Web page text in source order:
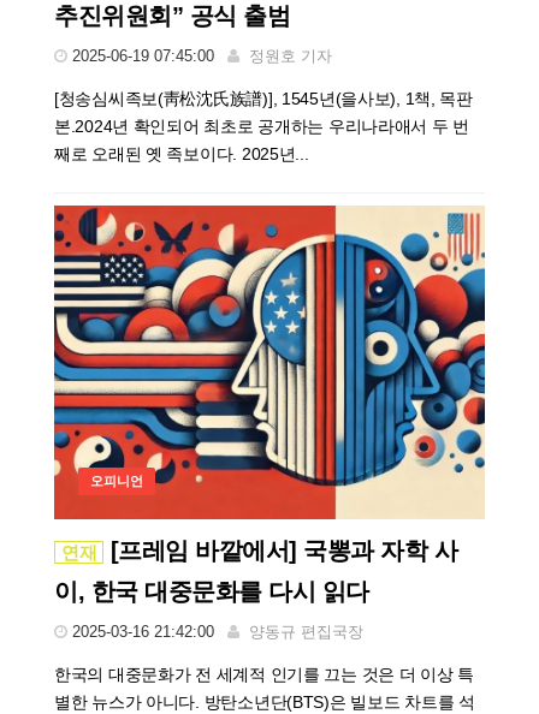
추진위원회” 공식 출범
2025-06-19 07:45:00 정원호 기자
[청송심씨족보(靑松沈氏族譜)], 1545년(을사보), 1책, 목판
본.2024년 확인되어 최초로 공개하는 우리나라애서 두 번
째로 오래된 옛 족보이다. 2025년...
오피니언
연재
[프레임 바깥에서] 국뽕과 자학 사
이, 한국 대중문화를 다시 읽다
2025-03-16 21:42:00 양동규 편집국장
한국의 대중문화가 전 세계적 인기를 끄는 것은 더 이상 특
별한 뉴스가 아니다. 방탄소년단(BTS)은 빌보드 차트를 석